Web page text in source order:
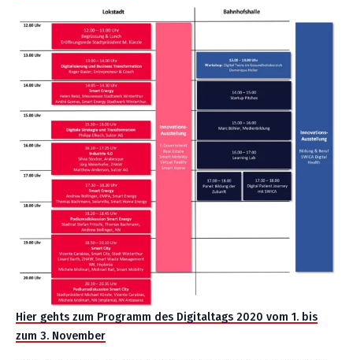
Hier gehts zum Programm des Digitaltags 2020 vom 1. bis
zum 3. November